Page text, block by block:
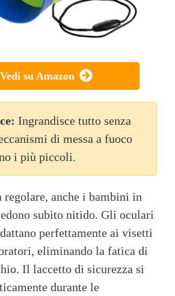
Vedi su Amazon
Ingrandisce tutto senza
di messa a fuoco
i più piccoli.
regolare, anche i bambini in
subito nitido. Gli oculari
perfettamente ai visetti
eliminando la fatica di
Il laccetto di sicurezza si
durante le